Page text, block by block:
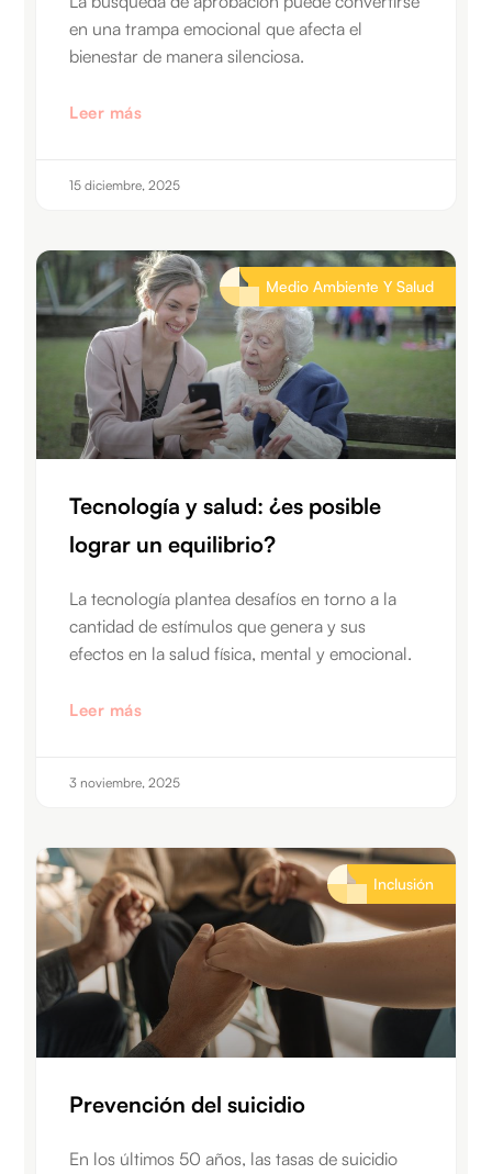
en una trampa emocional que afecta el
bienestar de manera silenciosa.
Leer más
15 diciembre, 2025
Medio Ambiente Y Salud
Tecnología y salud: ¿es posible
lograr un equilibrio?
La tecnología plantea desafíos en torno a la
cantidad de estímulos que genera y sus
efectos en la salud física, mental y emocional.
Leer más
3 noviembre, 2025
Inclusión
Prevención del suicidio
En los últimos 50 años, las tasas de suicidio